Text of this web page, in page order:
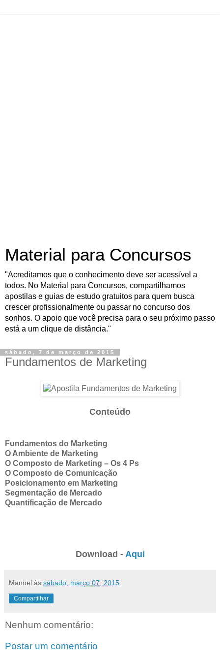
Material para Concursos
"Acreditamos que o conhecimento deve ser acessível a
todos. No Material para Concursos, compartilhamos
apostilas e guias de estudo gratuitos para quem busca
crescer profissionalmente ou passar no concurso dos
sonhos. O apoio que você precisa para o seu próximo passo
está a um clique de distância."
sábado, 7 de março de 2015
Fundamentos de Marketing
Conteúdo
Fundamentos do Marketing
O Ambiente de Marketing
O Composto de Marketing – Os 4 Ps
O Composto de Comunicação
Posicionamento em Marketing
Segmentação de Mercado
Quantificação de Mercado
Download - Aqui
Manoel às sábado, março 07, 2015
Compartilhar
Nenhum comentário:
Postar um comentário